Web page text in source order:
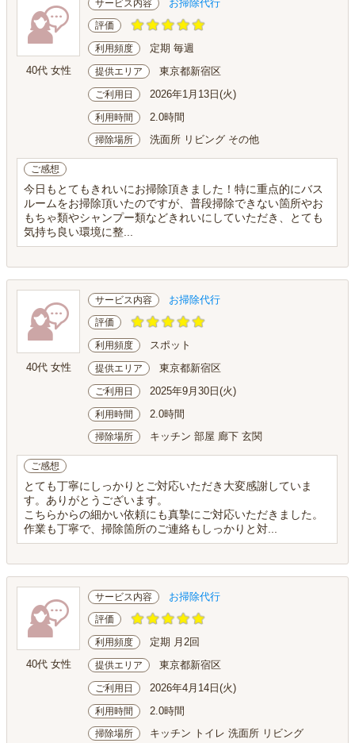
40代 女性
サービス内容 お掃除代行
評価
利用頻度 定期 毎週
提供エリア 東京都新宿区
ご利用日 2026年1月13日(火)
利用時間 2.0時間
掃除場所 洗面所 リビング その他
ご感想
今日もとてもきれいにお掃除頂きました！特に重点的にバス
ルームをお掃除頂いたのですが、普段掃除できない箇所やお
もちゃ類やシャンプー類などきれいにしていただき、とても
気持ち良い環境に整...
40代 女性
サービス内容 お掃除代行
評価
利用頻度 スポット
提供エリア 東京都新宿区
ご利用日 2025年9月30日(火)
利用時間 2.0時間
掃除場所 キッチン 部屋 廊下 玄関
ご感想
とても丁寧にしっかりとご対応いただき大変感謝していま
す。ありがとうございます。
こちらからの細かい依頼にも真摯にご対応いただきました。
作業も丁寧で、掃除箇所のご連絡もしっかりと対...
40代 女性
サービス内容 お掃除代行
評価
利用頻度 定期 月2回
提供エリア 東京都新宿区
ご利用日 2026年4月14日(火)
利用時間 2.0時間
掃除場所 キッチン トイレ 洗面所 リビング